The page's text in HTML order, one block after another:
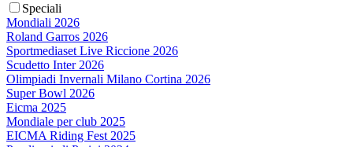
Speciali
Mondiali 2026
Roland Garros 2026
Sportmediaset Live Riccione 2026
Scudetto Inter 2026
Olimpiadi Invernali Milano Cortina 2026
Super Bowl 2026
Eicma 2025
Mondiale per club 2025
EICMA Riding Fest 2025